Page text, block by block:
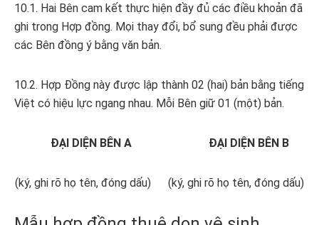
10.1. Hai Bên cam kết thực hiện đầy đủ các điều khoản đã
ghi trong Hợp đồng. Mọi thay đổi, bổ sung đều phải được
các Bên đồng ý bằng văn bản.
10.2. Hợp Đồng này được lập thành 02 (hai) bản bằng tiếng
Việt có hiệu lực ngang nhau. Mỗi Bên giữ 01 (một) bản.
ĐẠI DIỆN BÊN A ĐẠI DIỆN BÊN B
(ký, ghi rõ họ tên, đóng dấu) (ký, ghi rõ họ tên, đóng dấu)